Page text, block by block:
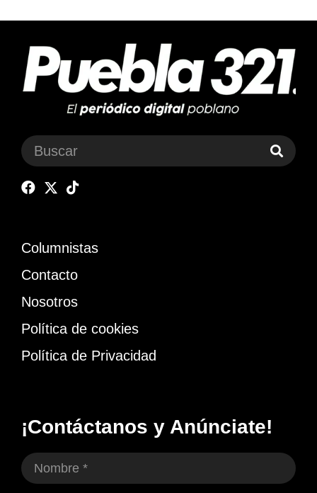
Columnistas
Contacto
Nosotros
Política de cookies
Política de Privacidad
¡Contáctanos y Anúnciate!